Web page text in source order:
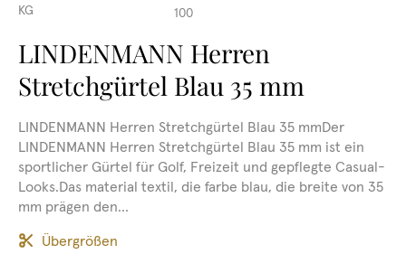
KG
100
LINDENMANN Herren
Stretchgürtel Blau 35 mm
LINDENMANN Herren Stretchgürtel Blau 35 mmDer
LINDENMANN Herren Stretchgürtel Blau 35 mm ist ein
sportlicher Gürtel für Golf, Freizeit und gepflegte Casual-
Looks.Das material textil, die farbe blau, die breite von 35
mm prägen den...
Übergrößen